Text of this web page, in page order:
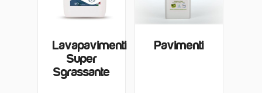
Lavapavimenti
Super
Sgrassante
Pavimenti